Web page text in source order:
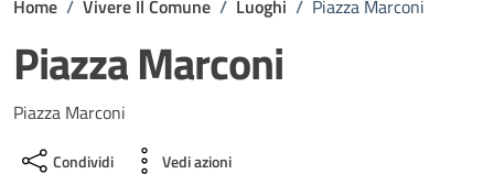
Home / Vivere Il Comune / Luoghi / Piazza Marconi
Piazza Marconi
Piazza Marconi
Condividi Vedi azioni